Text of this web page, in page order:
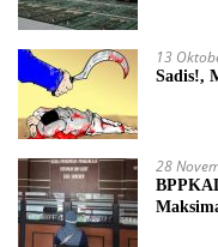
13
Sadis!,
28